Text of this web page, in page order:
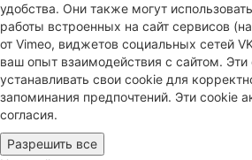
удобства. Они также могут
работы встроенных на сайт сервисов
от Vimeo, виджетов социальных сетей
ваш опыт взаимодействия с сайтом.
устанавливать свои cookie для
запоминания предпочтений. Эти cookie
согласия.
Разрешить все